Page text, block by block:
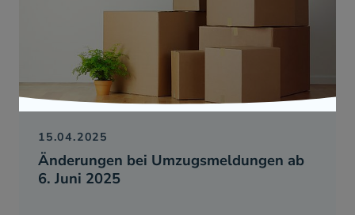
Änderungen bei Umzugsmeldungen ab
6. Juni 2025
15.04.2025